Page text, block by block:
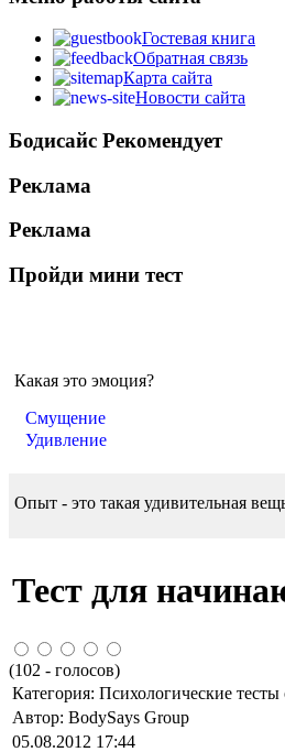
Гостевая книга
Обратная связь
Карта сайта
Новости сайта
Бодисайс Рекомендует
Реклама
Реклама
Пройди мини тест
Какая это эмоция?
Смущение
Удивление
Опыт - это такая удивительная
Тест для
(102 - голосов)
Категория: Психологические тесты
Автор: BodySays Group
05.08.2012 17:44